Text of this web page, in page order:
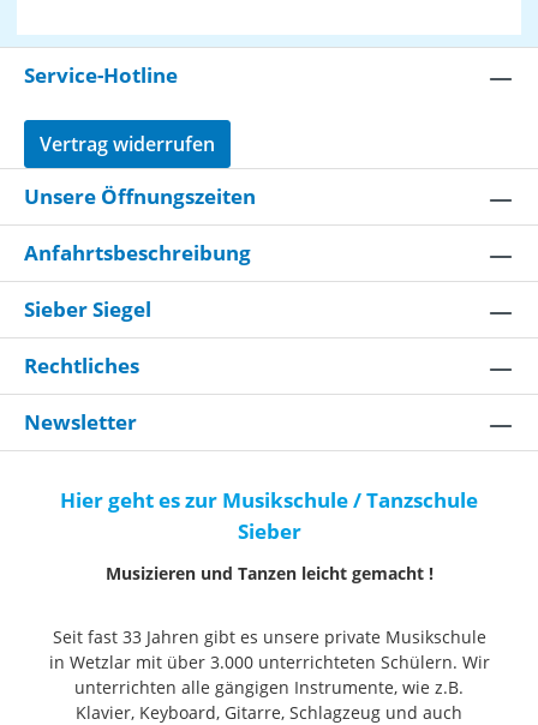
Service-Hotline
Vertrag widerrufen
Unsere Öffnungszeiten
Anfahrtsbeschreibung
Sieber Siegel
Rechtliches
Newsletter
Hier geht es zur Musikschule / Tanzschule
Sieber
Musizieren und Tanzen leicht gemacht !
Seit fast 33 Jahren gibt es unsere private Musikschule
in Wetzlar mit über 3.000 unterrichteten Schülern. Wir
unterrichten alle gängigen Instrumente, wie z.B.
Klavier, Keyboard, Gitarre, Schlagzeug und auch